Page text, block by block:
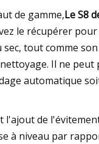
de gamme,Le S8
le récupérer
tout comme
Il ne peut
automatique
l'ajout de
à niveau par